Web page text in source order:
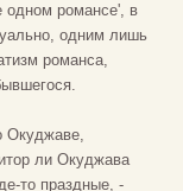
одном романсе', в
одним лишь
романса,
Окуджаве,
ли Окуджава
то праздные, -